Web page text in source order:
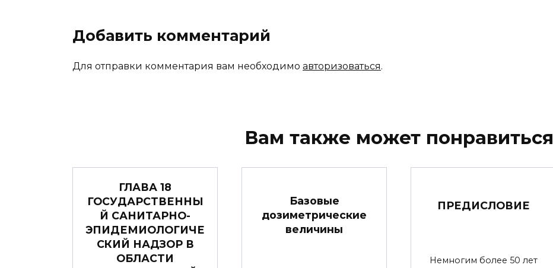
Добавить комментарий
Для отправки комментария вам необходимо авторизоваться.
Вам также может понравиться
ГЛАВА 18
ГОСУДАРСТВЕННЫ
Й САНИТАРНО-
ЭПИДЕМИОЛОГИЧЕ
СКИЙ НАДЗОР В
ОБЛАСТИ
Базовые
дозиметрические
величины
ПРЕДИСЛОВИЕ
Немногим более 50 лет